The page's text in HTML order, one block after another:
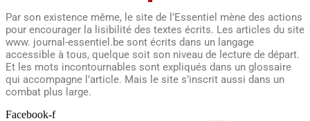
Par son existence même, le site de l’Essentiel mène des actions
pour encourager la lisibilité des textes écrits. Les articles du site
www. journal-essentiel.be sont écrits dans un langage
accessible à tous, quelque soit son niveau de lecture de départ.
Et les mots incontournables sont expliqués dans un glossaire
qui accompagne l’article. Mais le site s’inscrit aussi dans un
combat plus large.
Facebook-f